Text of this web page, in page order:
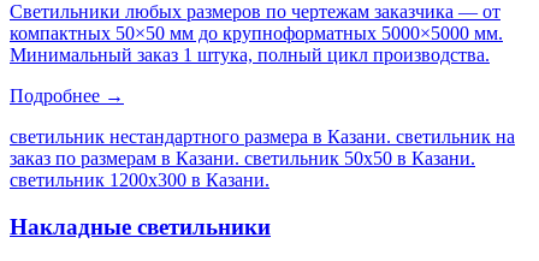
Светильники любых размеров по чертежам заказчика — от
компактных 50×50 мм до крупноформатных 5000×5000 мм.
Минимальный заказ 1 штука, полный цикл производства.
Подробнее →
светильник нестандартного размера в Казани. светильник на
заказ по размерам в Казани. светильник 50х50 в Казани.
светильник 1200х300 в Казани.
Накладные светильники